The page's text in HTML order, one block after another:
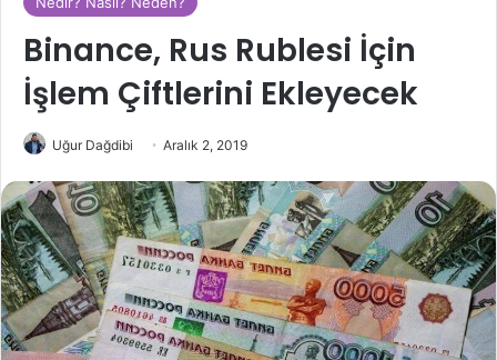
Binance, Rus Rublesi İçin
İşlem Çiftlerini Ekleyecek
Uğur Dağdibi Aralık 2, 2019